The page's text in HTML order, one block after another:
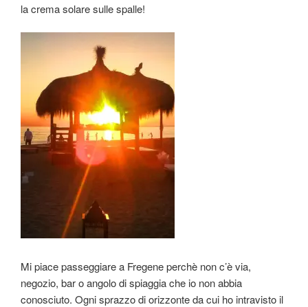
la crema solare sulle spalle!
Mi piace passeggiare a Fregene perchè non c’è via,
negozio, bar o angolo di spiaggia che io non abbia
conosciuto. Ogni sprazzo di orizzonte da cui ho intravisto il